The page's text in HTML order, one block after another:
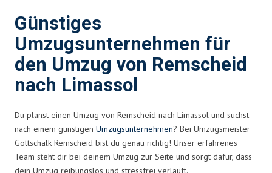
Günstiges
Umzugsunternehmen für
den Umzug von Remscheid
nach Limassol
Du planst einen Umzug von Remscheid nach Limassol und suchst
nach einem günstigen Umzugsunternehmen? Bei Umzugsmeister
Gottschalk Remscheid bist du genau richtig! Unser erfahrenes
Team steht dir bei deinem Umzug zur Seite und sorgt dafür, dass
dein Umzug reibungslos und stressfrei verläuft.